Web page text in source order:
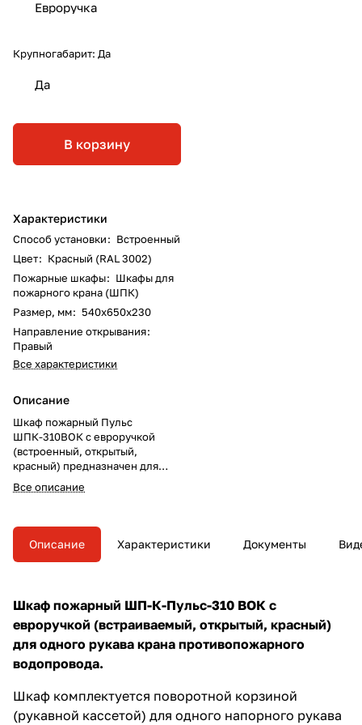
Евроручка
Крупногабарит: Да
Да
В корзину
Характеристики
Способ установки: Встроенный
Цвет: Красный (RAL 3002)
Пожарные шкафы: Шкафы для
пожарного крана (ШПК)
Размер, мм: 540х650х230
Направление открывания:
Правый
Все характеристики
Описание
Шкаф пожарный Пульс
ШПК-310ВОК с евроручкой
(встроенный, открытый,
красный) предназначен для
размещения одного пожарного
рукава (диаметром от 50 до 66
подразумевает крепление в
нишу и может быть установлен
в любых зданиях.
Все описание
Описание Характеристики Документы
Шкаф пожарный ШП-К-Пульс-310 ВОК с
евроручкой (встраиваемый, открытый, красный)
для одного рукава крана противопожарного
водопровода.
Шкаф комплектуется поворотной корзиной
(рукавной кассетой) для одного напорного рукава